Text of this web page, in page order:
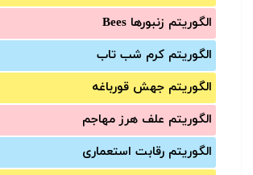
الگوریتم زنبورها Bees
الگوریتم کرم شب تاب
الگوریتم جهش قورباغه
الگوریتم علف هرز مهاجم
الگوریتم رقابت استعماری